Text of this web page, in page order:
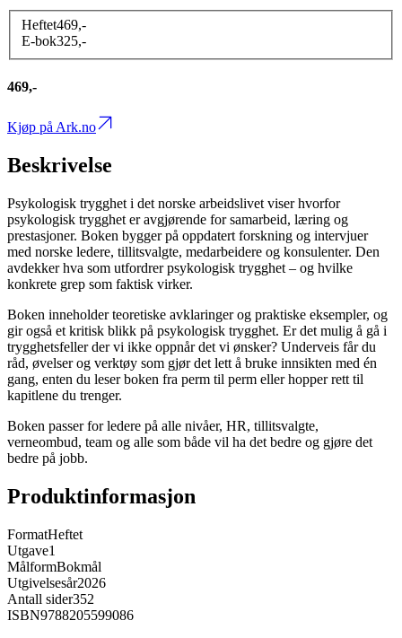
Heftet469,-
E-bok325,-
469,-
Kjøp på Ark.no
Beskrivelse
Psykologisk trygghet i det norske arbeidslivet viser hvorfor
psykologisk trygghet er avgjørende for samarbeid, læring og
prestasjoner. Boken bygger på oppdatert forskning og intervjuer
med norske ledere, tillitsvalgte, medarbeidere og konsulenter. Den
avdekker hva som utfordrer psykologisk trygghet – og hvilke
konkrete grep som faktisk virker.
Boken inneholder teoretiske avklaringer og praktiske eksempler, og
gir også et kritisk blikk på psykologisk trygghet. Er det mulig å gå i
trygghetsfeller der vi ikke oppnår det vi ønsker? Underveis får du
råd, øvelser og verktøy som gjør det lett å bruke innsikten med én
gang, enten du leser boken fra perm til perm eller hopper rett til
kapitlene du trenger.
Boken passer for ledere på alle nivåer, HR, tillitsvalgte,
verneombud, team og alle som både vil ha det bedre og gjøre det
bedre på jobb.
Produktinformasjon
FormatHeftet
Utgave1
MålformBokmål
Utgivelsesår2026
Antall sider352
ISBN9788205599086